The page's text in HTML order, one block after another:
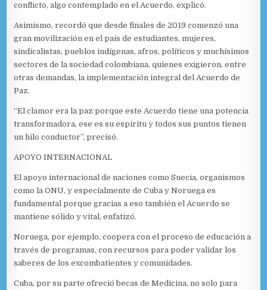
conflicto, algo contemplado en el Acuerdo, explicó.
Asimismo, recordó que desde finales de 2019 comenzó una
gran movilización en el país de estudiantes, mujeres,
sindicalistas, pueblos indígenas, afros, políticos y muchísimos
sectores de la sociedad colombiana, quienes exigieron, entre
otras demandas, la implementación integral del Acuerdo de
Paz.
“El clamor era la paz porque este Acuerdo tiene una potencia
transformadora, ese es su espíritu y todos sus puntos tienen
un hilo conductor”, precisó.
APOYO INTERNACIONAL
El apoyo internacional de naciones como Suecia, organismos
como la ONU, y especialmente de Cuba y Noruega es
fundamental porque gracias a eso también el Acuerdo se
mantiene sólido y vital, enfatizó.
Noruega, por ejemplo, coopera con el proceso de educación a
través de programas, con recursos para poder validar los
saberes de los excombatientes y comunidades.
Cuba, por su parte ofreció becas de Medicina, no solo para